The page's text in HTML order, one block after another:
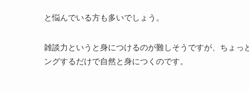
と悩んでいる方も多いでしょう。
雑談力というと身につけるのが難しそうですが、 ちょっ
ングするだけで自然と身につくのです。